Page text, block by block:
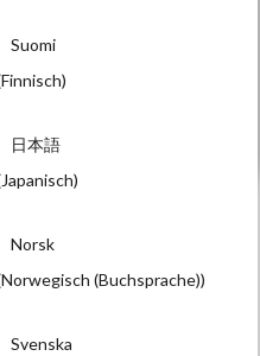
Suomi
Finnisch)
日本語
Japanisch)
Norsk
Norwegisch (Buchsprache))
Svenska